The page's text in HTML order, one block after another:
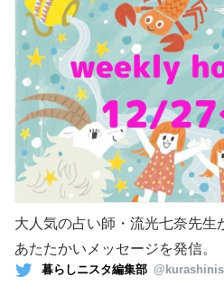
大人気の占い師・流光七奈先生
あたたかいメッセージを発信。
暮らしニスタ編集部